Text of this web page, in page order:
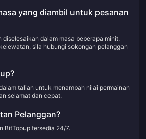
yang diambil untuk pesanan
diselesaikan dalam masa beberapa minit.
sila hubungi sokongan pelanggan
talian untuk menambah nilai permainan
selamat dan cepat.
Pelanggan?
BitTopup tersedia 24/7.